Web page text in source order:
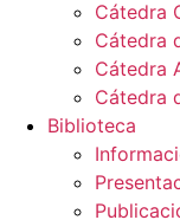
Cátedra
Cátedra
Cátedra
Cátedra
Biblioteca